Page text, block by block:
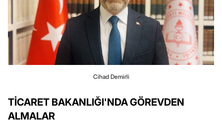
Cihad Demirli
TİCARET BAKANLIĞI'NDA GÖREVDEN
ALMALAR